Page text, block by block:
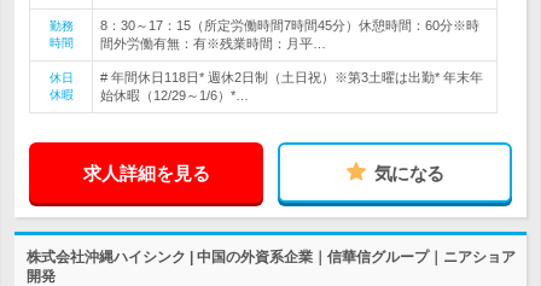
勤務
時間
8：30～17：15（所定労働時間7時間45分）休憩時間：60分※時
間外労働有無：有※残業時間：月平…
休日
休暇
# 年間休日118日* 週休2日制（土日祝）※第3土曜は出勤* 年末年
始休暇（12/29～1/6）*…
求人詳細を見る 気になる
株式会社沖縄ハイシンク | 中国の外資系企業｜信華信グループ｜ニアショア
開発